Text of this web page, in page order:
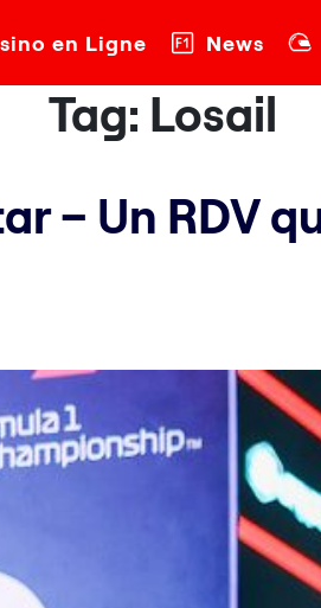
en Ligne News
Tag: Losail
– Un RDV